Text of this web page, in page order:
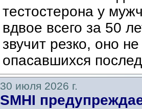
тестостерона у
вдвое всего за 50
звучит резко, оно
опасавшихся
30 июля 2026 г.
SMHI